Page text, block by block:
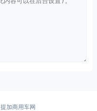
提加商用车网